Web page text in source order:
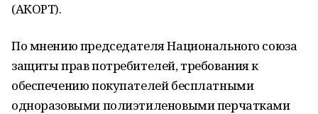
(АКОРТ).
По мнению председателя Национального союза
защиты прав потребителей, требования к
обеспечению покупателей бесплатными
одноразовыми полиэтиленовыми перчатками